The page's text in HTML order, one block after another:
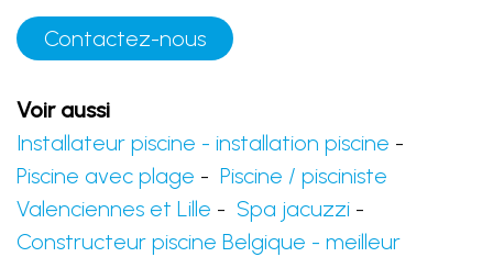
Contactez-nous
Voir aussi
Installateur piscine - installation piscine -
Piscine avec plage - Piscine / pisciniste
Valenciennes et Lille - Spa jacuzzi -
Constructeur piscine Belgique - meilleur